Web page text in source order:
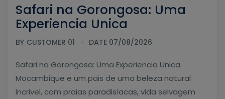
Safari na Gorongosa: Uma
Experiencia Unica
BY CUSTOMER 01 DATE 07/08/2026
Safari na Gorongosa: Uma Experiencia Unica.
Mocambique e um pais de uma beleza natural
incrivel, com praias paradisíacas, vida selvagem